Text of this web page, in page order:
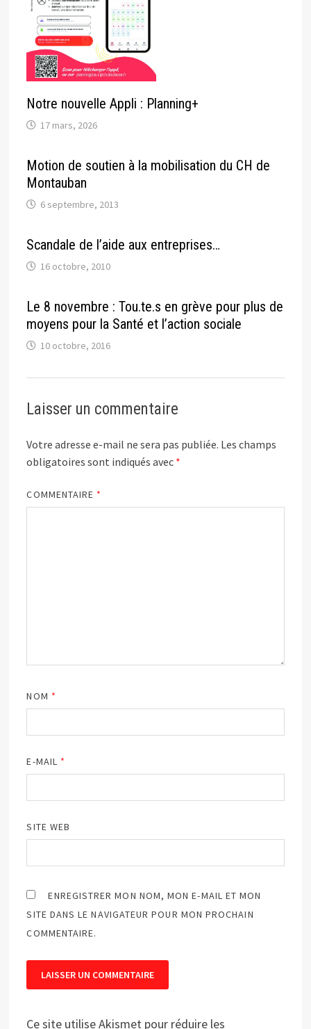
Notre nouvelle Appli : Planning+
17 mars, 2026
Motion de soutien à la mobilisation du CH de
Montauban
6 septembre, 2013
Scandale de l’aide aux entreprises…
16 octobre, 2010
Le 8 novembre : Tou.te.s en grève pour plus de
moyens pour la Santé et l’action sociale
10 octobre, 2016
Laisser un commentaire
Votre adresse e-mail ne sera pas publiée. Les champs
obligatoires sont indiqués avec *
COMMENTAIRE *
NOM *
E-MAIL *
SITE WEB
ENREGISTRER MON NOM, MON E-MAIL ET MON
SITE DANS LE NAVIGATEUR POUR MON PROCHAIN
COMMENTAIRE.
Ce site utilise Akismet pour réduire les